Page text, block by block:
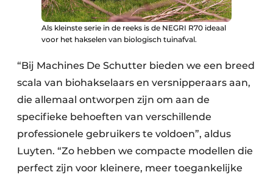
Als kleinste serie in de reeks is de NEGRI R70 ideaal
voor het hakselen van biologisch tuinafval.
“Bij Machines De Schutter bieden we een breed
scala van biohakselaars en versnipperaars aan,
die allemaal ontworpen zijn om aan de
specifieke behoeften van verschillende
professionele gebruikers te voldoen”, aldus
Luyten. “Zo hebben we compacte modellen die
perfect zijn voor kleinere, meer toegankelijke